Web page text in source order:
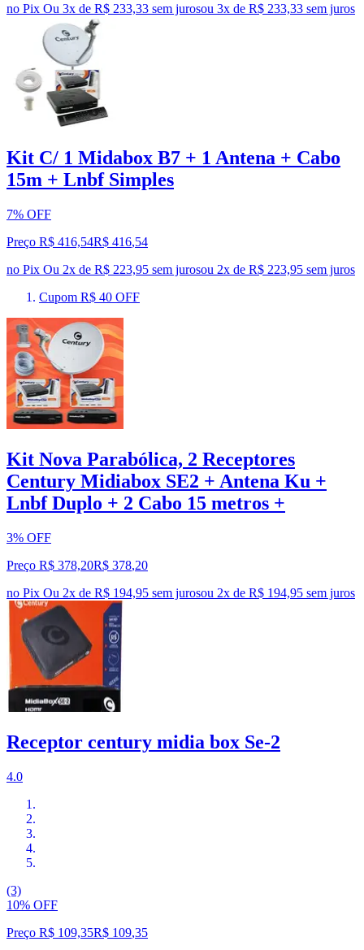
no Pix Ou 3x de R$ 233,33 sem jurosou 3x de R$ 233,33 sem juros
Kit C/ 1 Midabox B7 + 1 Antena + Cabo
15m + Lnbf Simples
7% OFF
Preço R$ 416,54R$ 416,54
no Pix Ou 2x de R$ 223,95 sem jurosou 2x de R$ 223,95 sem juros
Cupom R$ 40 OFF
Kit Nova Parabólica, 2 Receptores
Century Midiabox SE2 + Antena Ku +
Lnbf Duplo + 2 Cabo 15 metros +
3% OFF
Preço R$ 378,20R$ 378,20
no Pix Ou 2x de R$ 194,95 sem jurosou 2x de R$ 194,95 sem juros
Receptor century midia box Se-2
4.0
(3)
10% OFF
Preço R$ 109,35R$ 109,35